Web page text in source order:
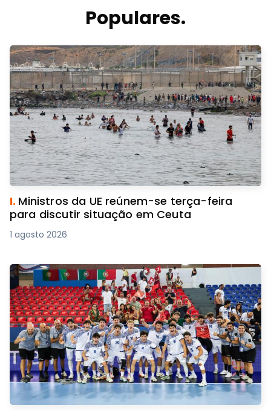
Populares.
I. Ministros da UE reúnem-se terça-feira
para discutir situação em Ceuta
1 agosto 2026